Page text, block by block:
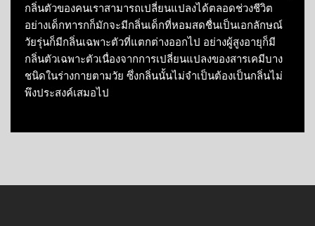
กลิ่นตัวของคนเราสามารถเปลี่ยนแปลงได้ตลอดช่วงชีวิต
อย่างเด็กทารกก็มักจะมีกลิ่นเด็กที่หอมสดชื่นเป็นเอกลักษณ์
วัยรุ่นก็มีกลิ่นเฉพาะตัวที่แตกต่างออกไป อย่างผู้สูงอายุก็มี
กลิ่นตัวเฉพาะตัวเนื่องจากการเปลี่ยนแปลงของสารเคมีบาง
ชนิดในร่างกายตามวัย ซึ่งกลิ่นนั้นไม่จำเป็นต้องเป็นกลิ่นไม่
พึงประสงค์เสมอไป